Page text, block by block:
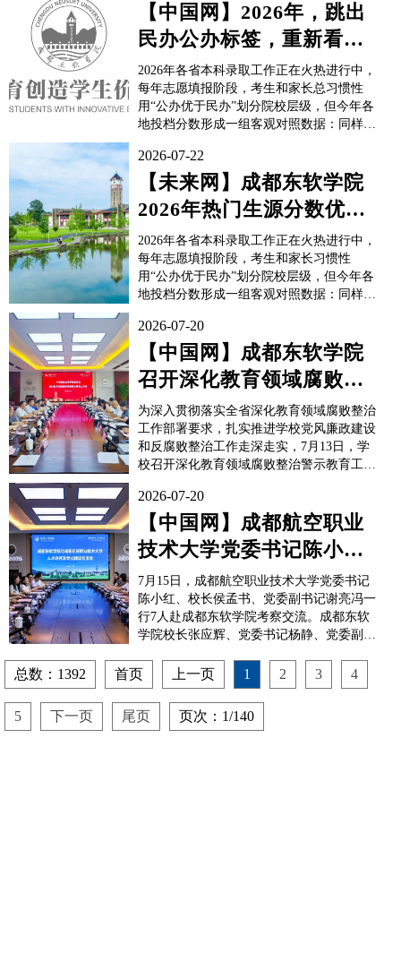
数线、录取通知书寄送等工作，并对今年招
生宣传和录取工作取得的成效给予充分肯
定，向坚守工作岗位、辛勤付...
【中国网】2026年，跳出
民办公办标签，重新看待
民办本科择校
2026年各省本科录取工作正在火热进行中，
每年志愿填报阶段，考生和家长总习惯性
用“公办优于民办”划分院校层级，但今年各
地投档分数形成一组客观对照数据：同样分
业，不少民办院校整体门槛偏低，而四川的
这所民办学校——成都东软学院凭借稳定且
偏高的录取线，在民办赛道走出独特优势，
部分热门专业录取门槛，甚至对标多地普通
公办本科。...
2026-07-22
【未来网】成都东软学院​
2026年热门生源分数优势
突出
2026年各省本科录取工作正在火热进行中，
每年志愿填报阶段，考生和家长习惯性
用“公办优于民办”划分院校层级，但今年各
地投档分数形成一组客观对照数据：同样分
业，不少民办院校整体门槛偏低，而四川的
这所民办学校——成都东软学院凭借稳定且
偏高的录取线，在民办赛道走出独特优势，
部分热门专业录取门槛，甚至对标...
2026-07-20
【中国网】成都东软学院
召开深化教育领域腐败整
治警示教育工作会
为深入贯彻落实全省深化教育领域腐败整治
工作部署要求，扎实推进学校党风廉政建设
和反腐败整治工作走深走实，7月13日，学
校召开深化教育领域腐败整治警示教育工作
张应辉，党委副书记蒋静，纪委书记任湘
云、校领导班子成员、党委委员参加会议。
会议由任湘云主持。会议以“深化教育领域
腐败专项整治，筑牢廉洁...
2026-07-20
【中国网】成都航空职业
技术大学党委书记陈小
红、校长侯孟书一行赴成
都东软学院考...
7月15日，成都航空职业技术大学党委书记
陈小红、校长侯孟书、党委副书记谢亮冯一
行7人赴成都东软学院考察交流。成都东软
学院校长张应辉、党委书记杨静、党委副书
党建结对、教育教学改革、专业建设、本科
人才培养等主题展开深入座谈交流。张应辉
对来访客人表示热烈欢迎，并简要回顾了成
都东软学院的发展历程...
总数：1392 首页 上一页 1 2 3 4
5 下一页 尾页 页次：1/140